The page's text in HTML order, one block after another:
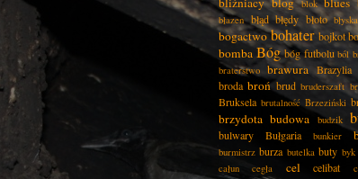
blok
błazen błąd błędy błoto
bogactwo bohater bojkot
bomba Bóg bóg futbolu ból
braterstwo brawura Brazylia
broda broń brud bruderszaft
Bruksela brutalność Brzeziński
brzydota budowa budzik
bulwary Bułgaria bunkier
burmistrz burza butelka buty byk
całun cegła cel celibat